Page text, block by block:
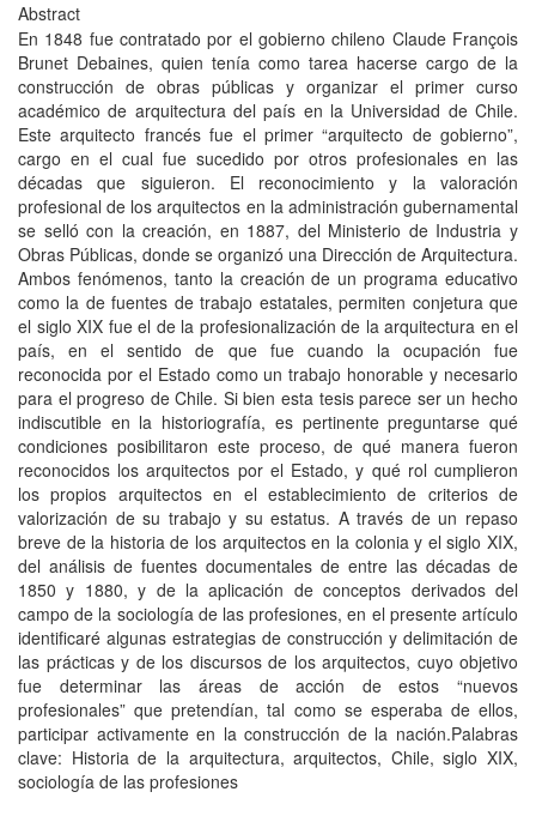
Abstract
En 1848 fue contratado por el gobierno chileno Claude François
Brunet Debaines, quien tenía como tarea hacerse cargo de la
construcción de obras públicas y organizar el primer curso
académico de arquitectura del país en la Universidad de Chile.
Este arquitecto francés fue el primer “arquitecto de gobierno”,
cargo en el cual fue sucedido por otros profesionales en las
décadas que siguieron. El reconocimiento y la valoración
profesional de los arquitectos en la administración gubernamental
se selló con la creación, en 1887, del Ministerio de Industria y
Obras Públicas, donde se organizó una Dirección de Arquitectura.
Ambos fenómenos, tanto la creación de un programa educativo
como la de fuentes de trabajo estatales, permiten conjetura que
el siglo XIX fue el de la profesionalización de la arquitectura en el
país, en el sentido de que fue cuando la ocupación fue
reconocida por el Estado como un trabajo honorable y necesario
para el progreso de Chile. Si bien esta tesis parece ser un hecho
indiscutible en la historiografía, es pertinente preguntarse qué
condiciones posibilitaron este proceso, de qué manera fueron
reconocidos los arquitectos por el Estado, y qué rol cumplieron
los propios arquitectos en el establecimiento de criterios de
valorización de su trabajo y su estatus. A través de un repaso
breve de la historia de los arquitectos en la colonia y el siglo XIX,
del análisis de fuentes documentales de entre las décadas de
1850 y 1880, y de la aplicación de conceptos derivados del
campo de la sociología de las profesiones, en el presente artículo
identificaré algunas estrategias de construcción y delimitación de
las prácticas y de los discursos de los arquitectos, cuyo objetivo
fue determinar las áreas de acción de estos “nuevos
profesionales” que pretendían, tal como se esperaba de ellos,
participar activamente en la construcción de la nación.Palabras
clave: Historia de la arquitectura, arquitectos, Chile, siglo XIX,
sociología de las profesiones